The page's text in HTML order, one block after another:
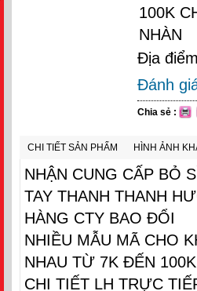
100K
NHÀN
Địa
Đánh
Chia sẻ :
CHI TIẾT SẢN PHẨM HÌNH ẢNH
NHẬN CUNG CẤP BỎ
TAY THANH THANH
HÀNG CTY BAO ĐỔI
NHIỀU MẪU MÃ CHO
NHAU TỪ 7K ĐẾN 100K
CHI TIẾT LH TRỰC